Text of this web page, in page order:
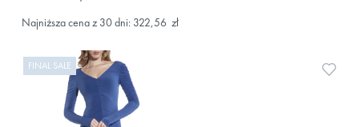
Najniższa cena z 30 dni: 322,56 zł
FINAL SALE